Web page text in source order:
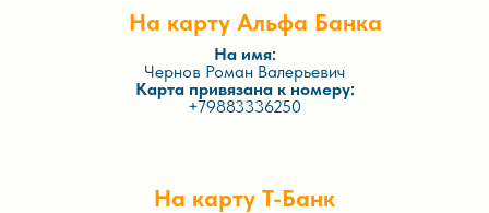
На карту Альфа Банка
На карту Т-Банк
На имя:
Чернов Роман Валерьевич
Карта привязана к номеру:
+79883336250